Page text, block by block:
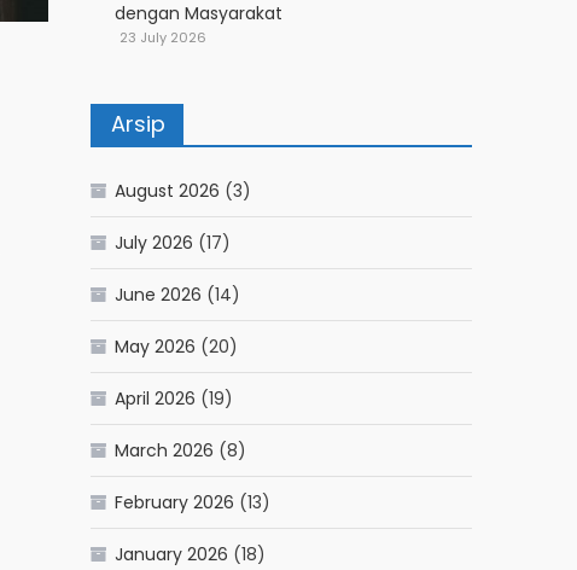
dengan Masyarakat
23 July 2026
Arsip
August 2026 (3)
July 2026 (17)
June 2026 (14)
May 2026 (20)
April 2026 (19)
March 2026 (8)
February 2026 (13)
January 2026 (18)